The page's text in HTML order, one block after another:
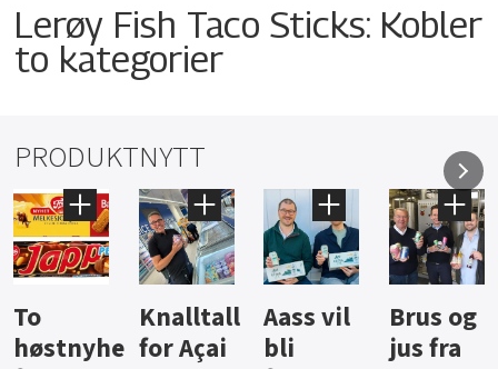
Lerøy Fish Taco Sticks: Kobler
to kategorier
PRODUKTNYTT
Knalltall
for Açai
Aass vil
bli
Brus og
jus fra
Hard
iste fra